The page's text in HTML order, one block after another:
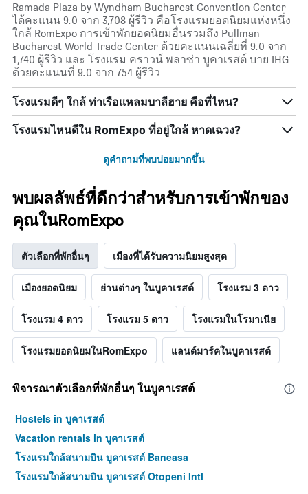
Ramada Plaza by Wyndham Bucharest Convention Center
ได้คะแนน 9.0 จาก 3,708 ผู้รีวิว คือโรงแรมยอดนิยมแห่งหนึ่ง
ใกล้ RomExpo การเข้าพักยอดนิยมอื่นรวมถึง Pullman
Bucharest World Trade Center ด้วยคะแนนเฉลี่ยที่ 9.0 จาก
1,740 ผู้รีวิว และ โรงแรม คราวน์ พลาซ่า บูคาเรสต์ บาย IHG
ด้วยคะแนนที่ 9.0 จาก 754 ผู้รีวิว
โรงแรมดีๆ ใกล้ ท่าเรือแหลมบาลีฮาย คือที่ไหน?
โรงแรมไหนดีใน RomExpo ที่อยู่ใกล้ หาดเฉวง?
ดูคำถามที่พบบ่อยมากขึ้น
พบผลลัพธ์ที่ดีกว่าสำหรับการเข้าพักของ
คุณในRomExpo
ตัวเลือกที่พักอื่นๆ เมืองที่ได้รับความนิยมสูงสุด
เมืองยอดนิยม ย่านต่างๆ ในบูคาเรสต์ โรงแรม 3 ดาว
โรงแรม 4 ดาว โรงแรม 5 ดาว โรงแรมในโรมาเนีย
โรงแรมยอดนิยมในRomExpo แลนด์มาร์คในบูคาเรสต์
พิจารณาตัวเลือกที่พักอื่นๆ ในบูคาเรสต์
Hostels in บูคาเรสต์
Vacation rentals in บูคาเรสต์
โรงแรมใกล้สนามบิน บูคาเรสต์ Baneasa
โรงแรมใกล้สนามบิน บูคาเรสต์ Otopeni Intl